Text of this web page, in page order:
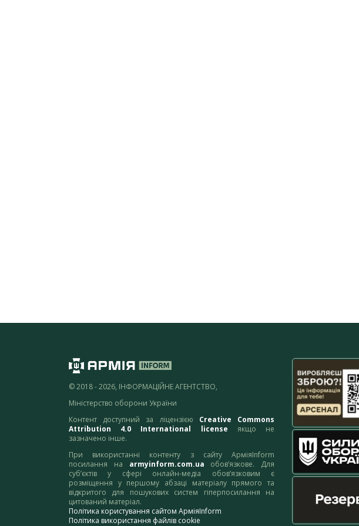
© 2018 - 2026, ІНФОРМАЦІЙНЕ АГЕНТСТВО,
Міністерство оборони України
Контент доступний за ліцензією Creative Commons
Attribution 4.0 International license якщо не
зазначено інше.
При використанні контенту з сайту АрміяInform
посилання на armyinform.com.ua обов’язкове. Для
суб’єктів у сфері онлайн-медіа обов’язковим є
розміщення у першому абзаці матеріалу прямого та
відкритого для пошукових систем гіперпосилання на
цитований матеріал.
Політика користування сайтом АрміяInform
Політика використання файлів cookie